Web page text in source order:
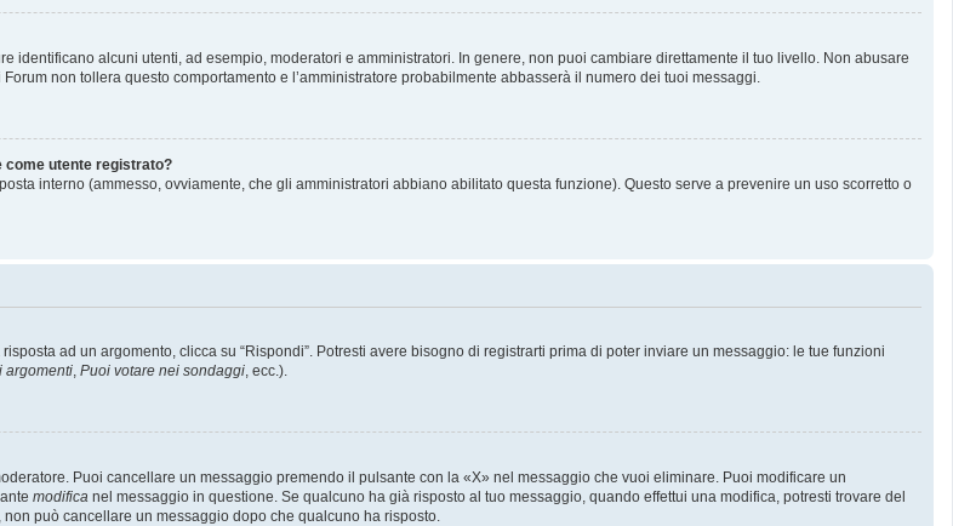
identificano alcuni utenti, ad esempio, moderatori e amministratori. In genere, non puoi cambiare direttamente il tuo livello. Non abusare
non tollera questo comportamento e l’amministratore probabilmente abbasserà il numero dei tuoi messaggi.
come utente registrato?
interno (ammesso, ovviamente, che gli amministratori abbiano abilitato questa funzione). Questo serve a prevenire un uso scorretto o
ad un argomento, clicca su “Rispondi”. Potresti avere bisogno di registrarti prima di poter inviare un messaggio: le tue funzioni
argomenti, Puoi votare nei sondaggi, ecc.).
Puoi cancellare un messaggio premendo il pulsante con la «X» nel messaggio che vuoi eliminare. Puoi modificare un
modifica nel messaggio in questione. Se qualcuno ha già risposto al tuo messaggio, quando effettui una modifica, potresti trovare del
può cancellare un messaggio dopo che qualcuno ha risposto.